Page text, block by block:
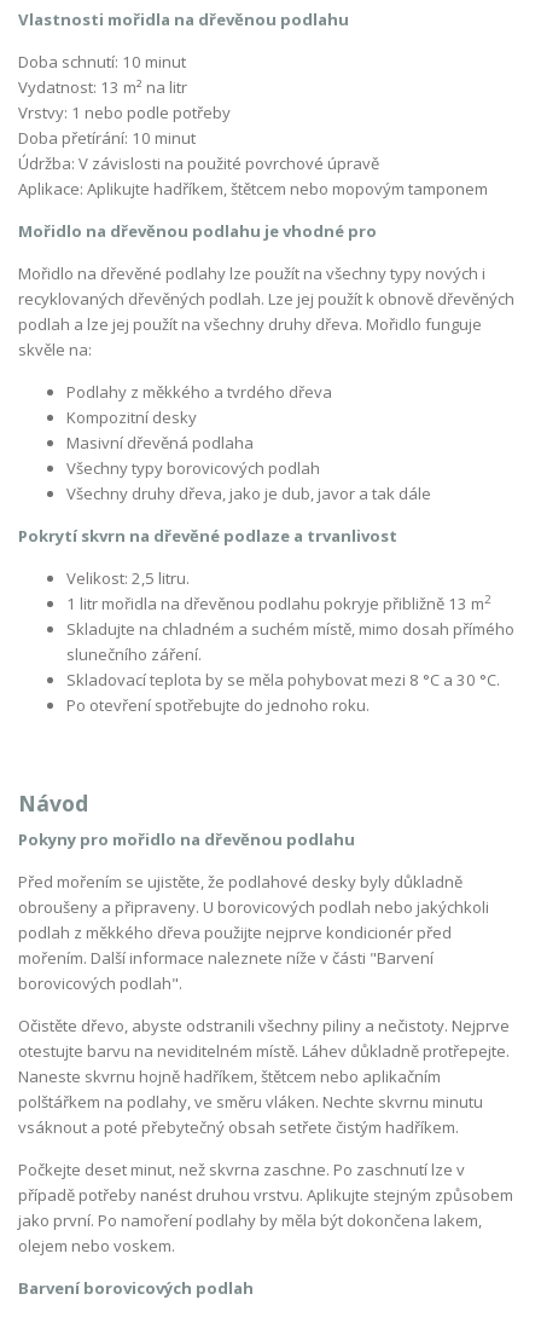
Vlastnosti mořidla na dřevěnou podlahu
Doba schnutí: 10 minut
Vydatnost: 13 m² na litr
Vrstvy: 1 nebo podle potřeby
Doba přetírání: 10 minut
Údržba: V závislosti na použité povrchové úpravě
Aplikace: Aplikujte hadříkem, štětcem nebo mopovým tamponem
Mořidlo na dřevěnou podlahu je vhodné pro
Mořidlo na dřevěné podlahy lze použít na všechny typy nových i
recyklovaných dřevěných podlah. Lze jej použít k obnově dřevěných
podlah a lze jej použít na všechny druhy dřeva. Mořidlo funguje
skvěle na:
Podlahy z měkkého a tvrdého dřeva
Kompozitní desky
Masivní dřevěná podlaha
Všechny typy borovicových podlah
Všechny druhy dřeva, jako je dub, javor a tak dále
Pokrytí skvrn na dřevěné podlaze a trvanlivost
Velikost: 2,5 litru.
1 litr mořidla na dřevěnou podlahu pokryje přibližně 13 m2
Skladujte na chladném a suchém místě, mimo dosah přímého
slunečního záření.
Skladovací teplota by se měla pohybovat mezi 8 °C a 30 °C.
Po otevření spotřebujte do jednoho roku.
Návod
Pokyny pro mořidlo na dřevěnou podlahu
Před mořením se ujistěte, že podlahové desky byly důkladně
obroušeny a připraveny. U borovicových podlah nebo jakýchkoli
podlah z měkkého dřeva použijte nejprve kondicionér před
mořením. Další informace naleznete níže v části "Barvení
borovicových podlah".
Očistěte dřevo, abyste odstranili všechny piliny a nečistoty. Nejprve
otestujte barvu na neviditelném místě. Láhev důkladně protřepejte.
Naneste skvrnu hojně hadříkem, štětcem nebo aplikačním
polštářkem na podlahy, ve směru vláken. Nechte skvrnu minutu
vsáknout a poté přebytečný obsah setřete čistým hadříkem.
Počkejte deset minut, než skvrna zaschne. Po zaschnutí lze v
případě potřeby nanést druhou vrstvu. Aplikujte stejným způsobem
jako první. Po namoření podlahy by měla být dokončena lakem,
olejem nebo voskem.
Barvení borovicových podlah